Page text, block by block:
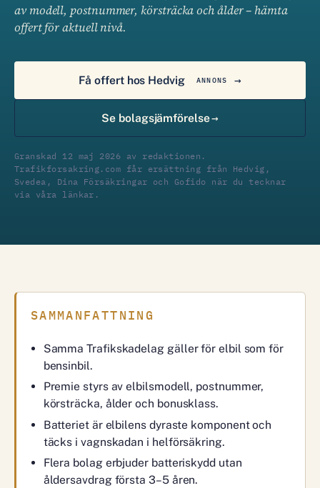
av modell, postnummer, körsträcka och ålder – hämta
offert för aktuell nivå.
Få offert hos Hedvig ANNONS
Se bolagsjämförelse
Granskad 12 maj 2026 av redaktionen.
Trafikforsakring.com får ersättning från Hedvig,
Svedea, Dina Försäkringar och Gofido när du tecknar
via våra länkar.
SAMMANFATTNING
Samma Trafikskadelag gäller för elbil som för
bensinbil.
Premie styrs av elbilsmodell, postnummer,
körsträcka, ålder och bonusklass.
Batteriet är elbilens dyraste komponent och
täcks i vagnskadan i helförsäkring.
Flera bolag erbjuder batteriskydd utan
åldersavdrag första 3–5 åren.